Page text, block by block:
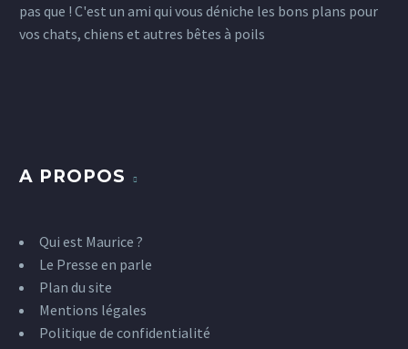
pas que ! C'est un ami qui vous déniche les bons plans pour
vos chats, chiens et autres bêtes à poils
A PROPOS
Qui est Maurice ?
Le Presse en parle
Plan du site
Mentions légales
Politique de confidentialité